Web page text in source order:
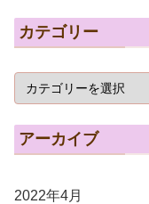
カテゴリー
アーカイブ
2022年4月